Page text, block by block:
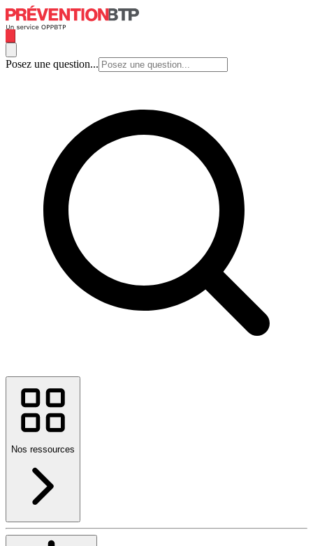
Posez une question...
Nos ressources